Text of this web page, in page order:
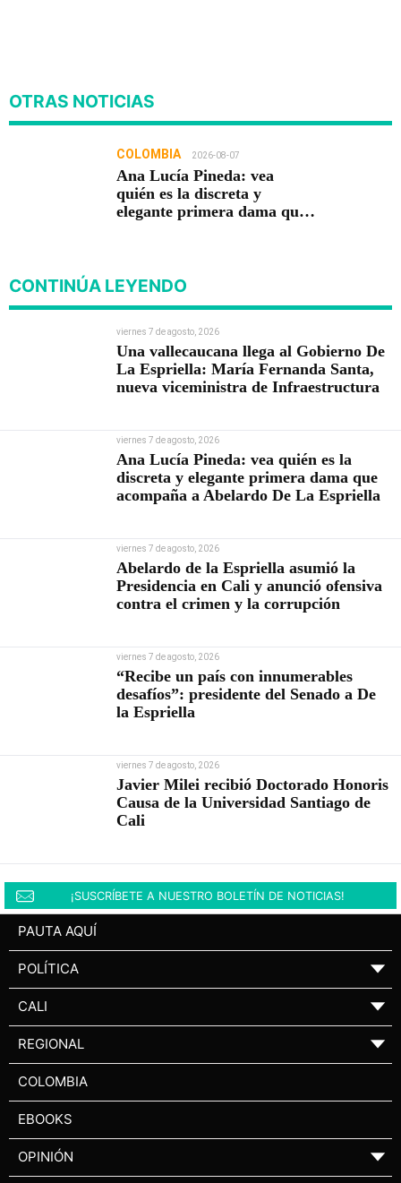
OTRAS NOTICIAS
COLOMBIA 2026-08-07
Ana Lucía Pineda: vea
quién es la discreta y
elegante primera dama que
CONTINÚA LEYENDO
viernes 7 de agosto, 2026
Una vallecaucana llega al Gobierno De
La Espriella: María Fernanda Santa,
nueva viceministra de Infraestructura
viernes 7 de agosto, 2026
Ana Lucía Pineda: vea quién es la
discreta y elegante primera dama que
acompaña a Abelardo De La Espriella
viernes 7 de agosto, 2026
Abelardo de la Espriella asumió la
Presidencia en Cali y anunció ofensiva
contra el crimen y la corrupción
viernes 7 de agosto, 2026
“Recibe un país con innumerables
desafíos”: presidente del Senado a De
la Espriella
viernes 7 de agosto, 2026
Javier Milei recibió Doctorado Honoris
Causa de la Universidad Santiago de
Cali
¡SUSCRÍBETE A NUESTRO BOLETÍN DE NOTICIAS!
PAUTA AQUÍ
POLÍTICA ▼
CALI ▼
REGIONAL ▼
COLOMBIA
EBOOKS
OPINIÓN ▼